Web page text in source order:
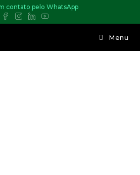
contato pelo WhatsApp
Menu